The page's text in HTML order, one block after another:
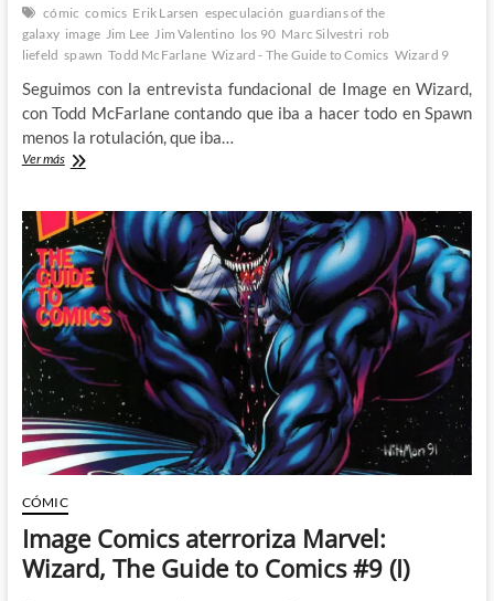
cómic comics Erik Larsen especulación guardians of the
galaxy image Jim Lee Jim Valentino los 90 Marc Silvestri rob
liefeld spawn Todd McFarlane Wizard - The Guide to Comics Wizard 9
Seguimos con la entrevista fundacional de Image en Wizard,
con Todd McFarlane contando que iba a hacer todo en Spawn
menos la rotulación, que iba…
Ver másLos
de
Image:
Wizard,
The
Guide
to
Comics
#9
(II)
CÓMIC
Image Comics aterroriza Marvel:
Wizard, The Guide to Comics #9 (I)